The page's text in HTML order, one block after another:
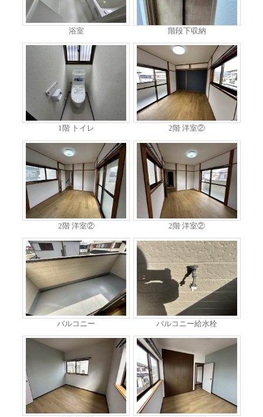
浴室 階段下収納
1階 トイレ 2階 洋室②
2階 洋室② 2階 洋室②
バルコニー バルコニー給水栓